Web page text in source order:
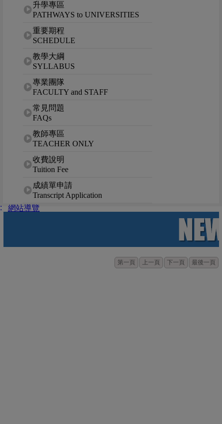
升學專區
PATHWAYS to UNIVERSITIES
重要期程
SCHEDULE
教學大綱
SYLLABUS
專業團隊
FACULTY and STAFF
常見問題
FAQs
教師專區
TEACHER ONLY
收費說明
Tuition Fee
成績單申請
Transcript Application
網站導覽
第一頁 上一頁 下一頁 最後一頁